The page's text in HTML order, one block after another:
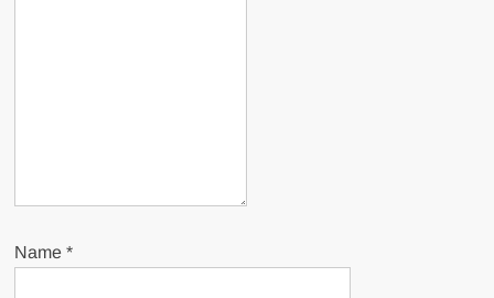
Name*